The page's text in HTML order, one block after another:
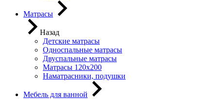
Матрасы
Назад
Детские матрасы
Односпальные матрасы
Двуспальные матрасы
Матрасы 120х200
Наматрасники, подушки
Мебель для ванной